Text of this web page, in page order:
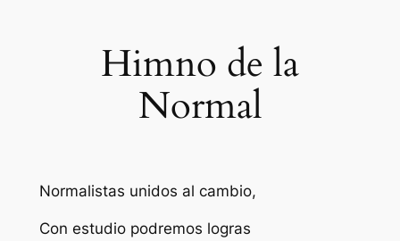
Himno de la
Normal
Normalistas unidos al cambio,
Con estudio podremos logras